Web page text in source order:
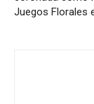
Juegos Florales